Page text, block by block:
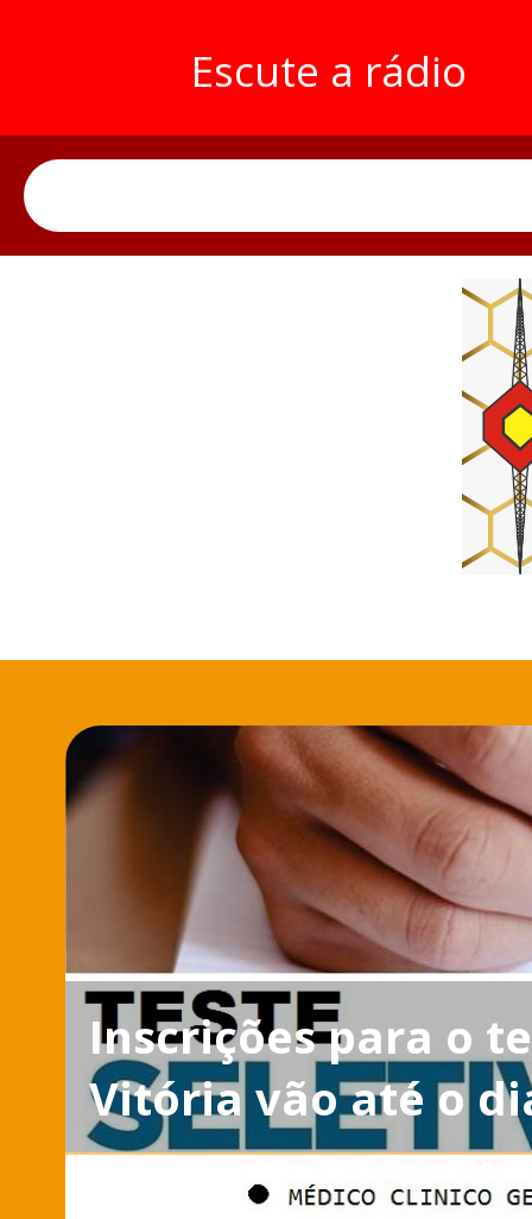
Escute a rádio
Inscrições para o
Vitória vão até o